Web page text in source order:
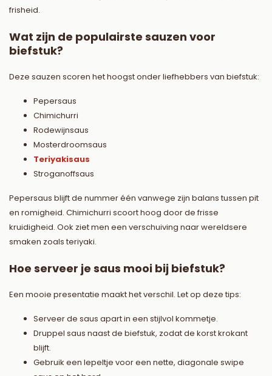
frisheid.
Wat zijn de populairste sauzen voor
biefstuk?
Deze sauzen scoren het hoogst onder liefhebbers van biefstuk:
Pepersaus
Chimichurri
Rodewijnsaus
Mosterdroomsaus
Teriyakisaus
Stroganoffsaus
Pepersaus blijft de nummer één vanwege zijn balans tussen pit
en romigheid. Chimichurri scoort hoog door de frisse
kruidigheid. Ook ziet men een verschuiving naar wereldsere
smaken zoals teriyaki.
Hoe serveer je saus mooi bij biefstuk?
Een mooie presentatie maakt het verschil. Let op deze tips:
Serveer de saus apart in een stijlvol kommetje.
Druppel saus naast de biefstuk, zodat de korst krokant
blijft.
Gebruik een lepeltje voor een nette, diagonale swipe